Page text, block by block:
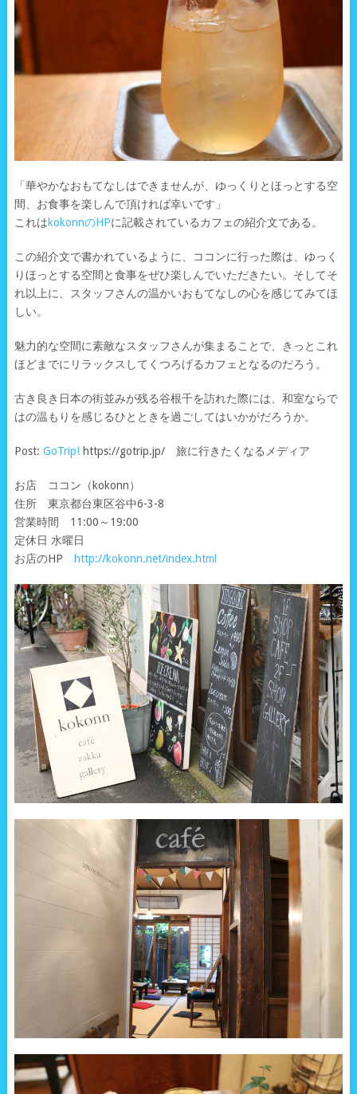
「華やかなおもてなしはできませんが、ゆっくりとほっとする空
間、お食事を楽しんで頂ければ幸いです」
これはkokonnのHPに記載されているカフェの紹介文である。
この紹介文で書かれているように、ココンに行った際は、ゆっく
りほっとする空間と食事をぜひ楽しんでいただきたい。そしてそ
れ以上に、スタッフさんの温かいおもてなしの心を感じてみてほ
しい。
魅力的な空間に素敵なスタッフさんが集まることで、きっとこれ
ほどまでにリラックスしてくつろげるカフェとなるのだろう。
古き良き日本の街並みが残る谷根千を訪れた際には、和室ならで
はの温もりを感じるひとときを過ごしてはいかがだろうか。
Post: GoTrip!https://gotrip.jp/ 旅に行きたくなるメディア
お店 ココン（kokonn）
住所 東京都台東区谷中6-3-8
営業時間 11:00～19:00
定休日 水曜日
お店のHP
http://kokonn.net/index.html